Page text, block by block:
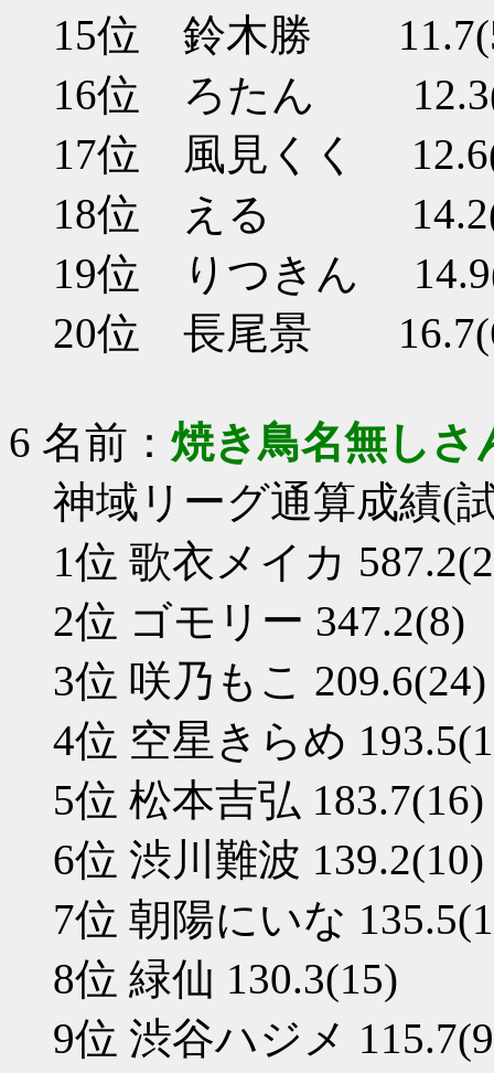
15位 鈴木勝
16位 ろたん
17位 風見くく
18位 える
19位 りつきん
20位 長尾景
6 名前： 焼き鳥名無しさ
神域リーグ通算成績(
1位 歌衣メイカ
2位 ゴモリー 347.2(8)
3位 咲乃もこ 209.6(24)
4位 空星きらめ
5位 松本吉弘 183.7(16)
6位 渋川難波 139.2(10)
7位 朝陽にいな
8位 緑仙 130.3(15)
9位 渋谷ハジメ